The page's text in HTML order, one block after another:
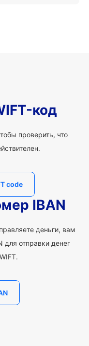
код
проверить, что
code
IBAN
деньги, вам
для отправки денег